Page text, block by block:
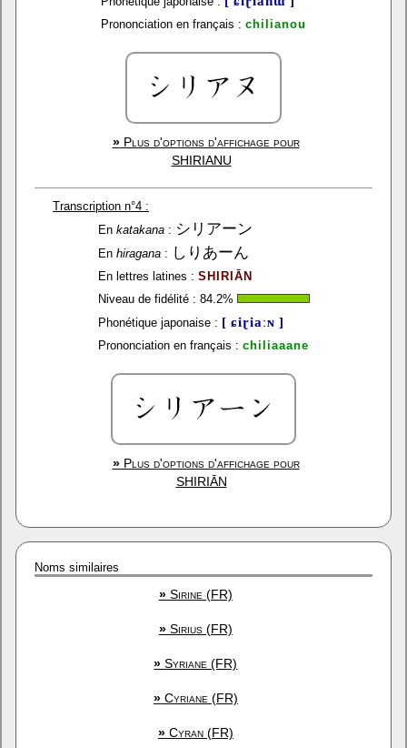
Prononciation en français : chilianou
»Plus d'options d'affichage pour
SHIRIANU
Transcription n°4 :
En katakana: シリアーン
En hiragana: しりあーん
En lettres latines : SHIRIĀN
Niveau de fidélité : 84.2%
Phonétique japonaise : [ ɕiɽiaːɴ ]
Prononciation en français : chiliaaane
»Plus d'options d'affichage pour
SHIRIĀN
Noms similaires
»Sirine (FR)
»Sirius (FR)
» Syriane (FR)
»Cyriane (FR)
»Cyran (FR)